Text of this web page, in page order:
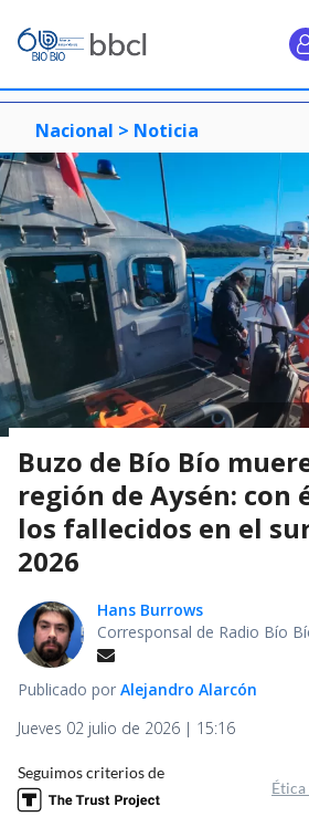
Nacional > Noticia
Buzo de Bío Bío
región de Aysén: con
los fallecidos en el
2026
Hans Burrows
Corresponsal de Radio Bío
Publicado por Alejandro Alarcón
Jueves 02 julio de 2026 | 15:16
Seguimos criterios de
Ética